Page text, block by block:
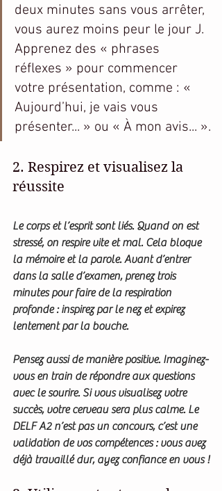
deux minutes sans vous arrêter,
vous aurez moins peur le jour J.
Apprenez des « phrases
réflexes » pour commencer
votre présentation, comme : «
Aujourd’hui, je vais vous
présenter... » ou « À mon avis... ».
2. Respirez et visualisez la
réussite
Le corps et l’esprit sont liés. Quand on est
stressé, on respire vite et mal. Cela bloque
la mémoire et la parole. Avant d’entrer
dans la salle d’examen, prenez trois
minutes pour faire de la respiration
profonde : inspirez par le nez et expirez
lentement par la bouche.
Pensez aussi de manière positive. Imaginez-
vous en train de répondre aux questions
avec le sourire. Si vous visualisez votre
succès, votre cerveau sera plus calme. Le
DELF A2 n’est pas un concours, c’est une
validation de vos compétences : vous avez
déjà travaillé dur, ayez confiance en vous !